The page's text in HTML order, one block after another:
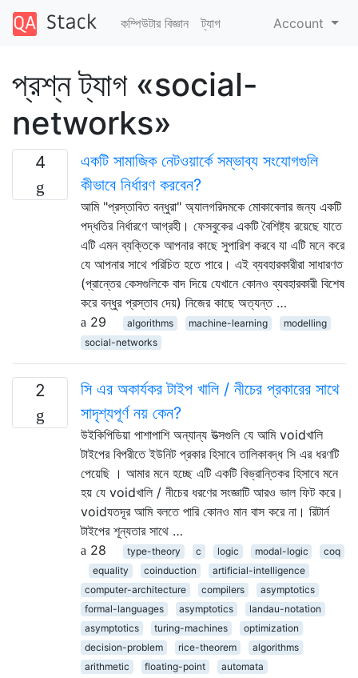
কম্পিউটার বিজ্ঞান ট্যাগ Account
প্রশ্ন ট্যাগ «social-
networks»
4
একটি সামাজিক নেটওয়ার্কে সম্ভাব্য সংযোগগুলি
কীভাবে নির্ধারণ করবেন?
আমি "প্রস্তাবিত বন্ধুরা" অ্যালগরিদমকে মোকাবেলার জন্য একটি
পদ্ধতির নির্ধারণে আগ্রহী। ফেসবুকের একটি বৈশিষ্ট্য রয়েছে যাতে
এটি এমন ব্যক্তিকে আপনার কাছে সুপারিশ করবে যা এটি মনে করে
যে আপনার সাথে পরিচিত হতে পারে। এই ব্যবহারকারীরা সাধারণত
(প্রান্তের কেসগুলিকে বাদ দিয়ে যেখানে কোনও ব্যবহারকারী বিশেষ
করে বন্ধুর প্রস্তাব দেয়) নিজের কাছে অত্যন্ত …
29
algorithms machine-learning
modelling
social-networks
2
সি এর অকার্যকর টাইপ খালি / নীচের প্রকারের সাথে
সাদৃশ্যপূর্ণ নয় কেন?
উইকিপিডিয়া পাশাপাশি অন্যান্য উত্সগুলি যে আমি voidখালি
টাইপের বিপরীতে ইউনিট প্রকার হিসাবে তালিকাবদ্ধ সি এর ধরণটি
পেয়েছি । আমার মনে হচ্ছে এটি একটি বিভ্রান্তিকর হিসাবে মনে
হয় যে voidখালি / নীচের ধরণের সংজ্ঞাটি আরও ভাল ফিট করে।
voidযতদূর আমি বলতে পারি কোনও মান বাস করে না। রিটার্ন
টাইপের শূন্যতার সাথে …
28
type-theory c logic modal-logic
coq
equality
coinduction
artificial-intelligence
computer-architecture
compilers
asymptotics
formal-languages
asymptotics
landau-notation
asymptotics
turing-machines
optimization
decision-problem
rice-theorem
algorithms
arithmetic
floating-point
automata